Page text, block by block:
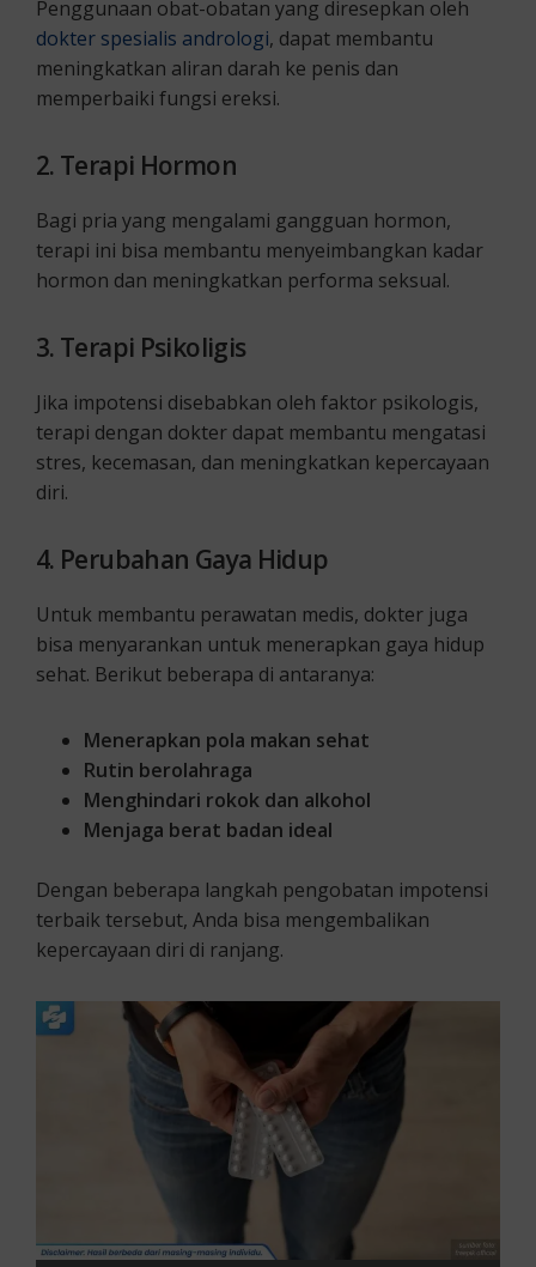
Penggunaan obat-obatan yang diresepkan oleh
dokter spesialis andrologi, dapat membantu
meningkatkan aliran darah ke penis dan
memperbaiki fungsi ereksi.
2. Terapi Hormon
Bagi pria yang mengalami gangguan hormon,
terapi ini bisa membantu menyeimbangkan kadar
hormon dan meningkatkan performa seksual.
3. Terapi Psikoligis
Jika impotensi disebabkan oleh faktor psikologis,
terapi dengan dokter dapat membantu mengatasi
stres, kecemasan, dan meningkatkan kepercayaan
diri.
4. Perubahan Gaya Hidup
Untuk membantu perawatan medis, dokter juga
bisa menyarankan untuk menerapkan gaya hidup
sehat. Berikut beberapa di antaranya:
Menerapkan pola makan sehat
Rutin berolahraga
Menghindari rokok dan alkohol
Menjaga berat badan ideal
Dengan beberapa langkah pengobatan impotensi
terbaik tersebut, Anda bisa mengembalikan
kepercayaan diri di ranjang.